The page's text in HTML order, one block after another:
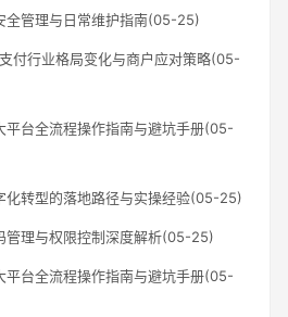
全管理与日常维护指南(05-25)
付行业格局变化与商户应对策略(05-
平台全流程操作指南与避坑手册(05-
化转型的落地路径与实操经验(05-25)
管理与权限控制深度解析(05-25)
平台全流程操作指南与避坑手册(05-